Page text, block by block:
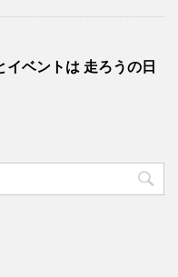
イベントは 走ろうの日